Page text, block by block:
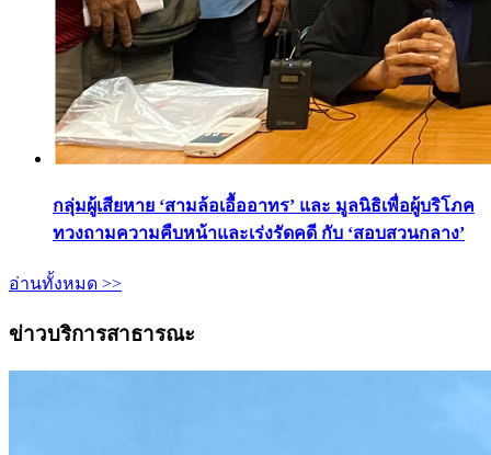
กลุ่มผู้เสียหาย ‘สามล้อเอื้ออาทร’ และ มูลนิธิเพื่อผู้บริโภค
ทวงถามความคืบหน้าและเร่งรัดคดี กับ ‘สอบสวนกลาง’
อ่านทั้งหมด >>
ข่าวบริการสาธารณะ